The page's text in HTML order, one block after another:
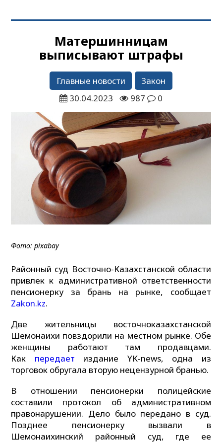
Матершинницам
выписывают штрафы
Главные новости
Закон
30.04.2023
987 0
Фото: pixabay
Районный суд Восточно-Казахстанской области
привлек к административной ответственности
пенсионерку за брань на рынке, сообщает
Zakon.kz.
Две жительницы восточноказахстанской
Шемонаихи повздорили на местном рынке. Обе
женщины работают там продавцами.
Как передает издание YK-news, одна из
торговок обругала вторую нецензурной бранью.
В отношении пенсионерки полицейские
составили протокол об административном
правонарушении. Дело было передано в суд.
Позднее пенсионерку вызвали в
Шемонаихинский районный суд, где ее